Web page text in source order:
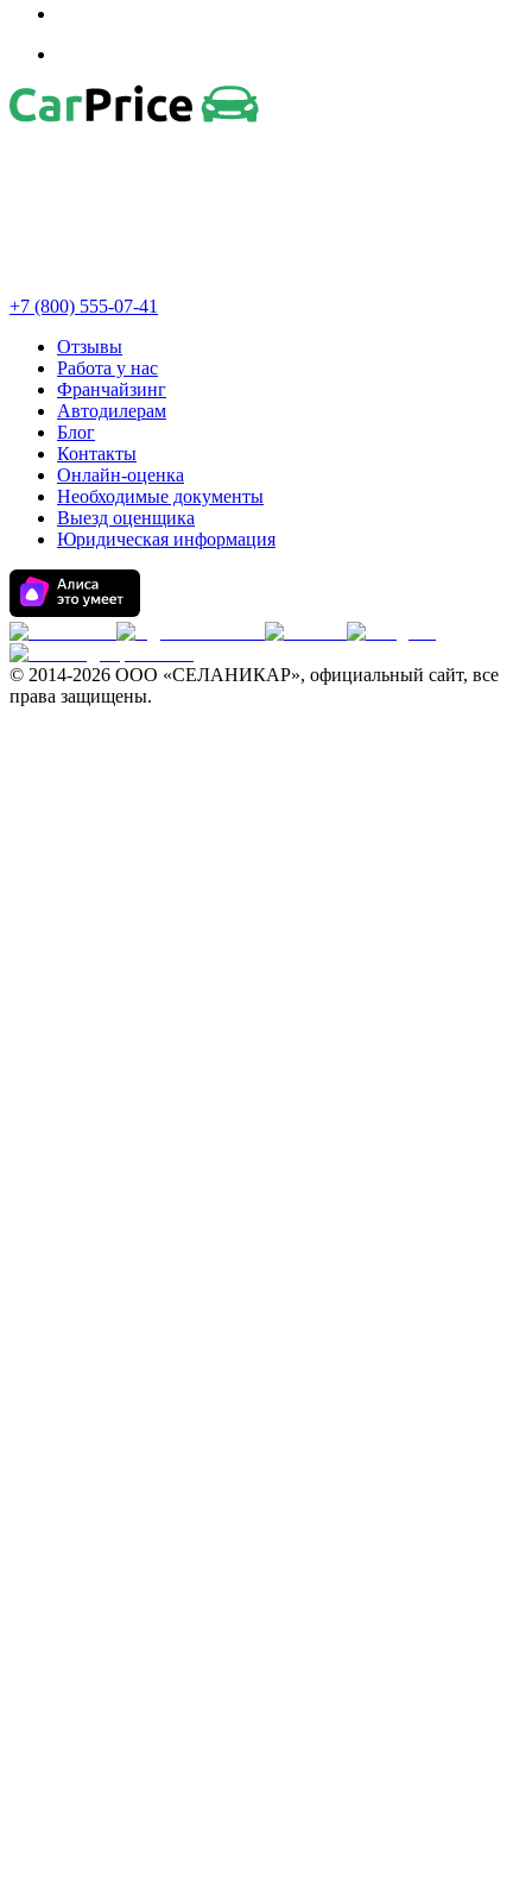
+7 (800) 555-07-41
Отзывы
Работа у нас
Франчайзинг
Автодилерам
Блог
Контакты
Онлайн-оценка
Необходимые документы
Выезд оценщика
Юридическая информация
© 2014-2026 ООО «СЕЛАНИКАР», официальный сайт, все
права защищены.